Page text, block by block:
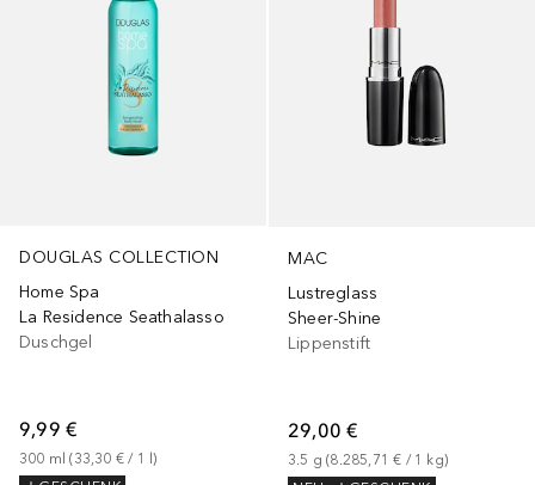
DOUGLAS COLLECTION
Home Spa
La Residence Seathalasso
Duschgel
9,99 €
300 ml (33,30 € / 1 l)
MAC
Lustreglass
Sheer-Shine
Lippenstift
29,00 €
3.5 g (8.285,71 € / 1 kg)